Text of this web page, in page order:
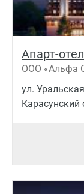
Апарт-
ООО «Альфа
ул.
Карасунский